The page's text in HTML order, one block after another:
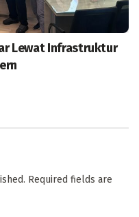
Lewat Infrastruktur
Required fields are